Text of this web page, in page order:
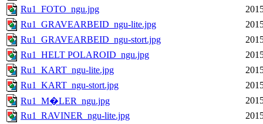
Ru1_FOTO_ngu.jpg
Ru1_GRAVEARBEID_ngu-lite.jpg
Ru1_GRAVEARBEID_ngu-stort.jpg
Ru1_HELT POLAROID_ngu.jpg
Ru1_KART_ngu-lite.jpg
Ru1_KART_ngu-stort.jpg
Ru1_M�LER_ngu.jpg
Ru1_RAVINER_ngu-lite.jpg